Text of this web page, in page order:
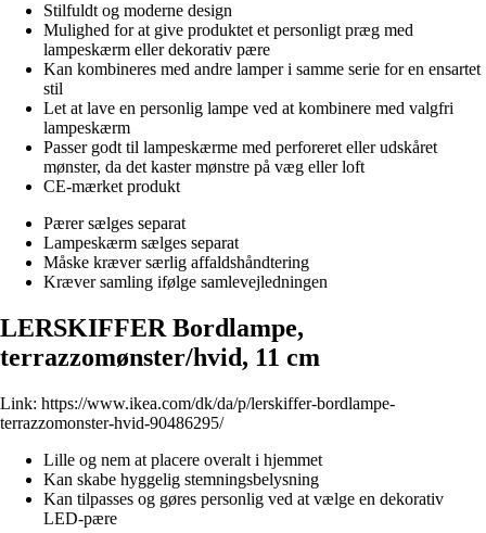
Stilfuldt og moderne design
Mulighed for at give produktet et personligt præg med
lampeskærm eller dekorativ pære
Kan kombineres med andre lamper i samme serie for en ensartet
stil
Let at lave en personlig lampe ved at kombinere med valgfri
lampeskærm
Passer godt til lampeskærme med perforeret eller udskåret
mønster, da det kaster mønstre på væg eller loft
CE-mærket produkt
Pærer sælges separat
Lampeskærm sælges separat
Måske kræver særlig affaldshåndtering
Kræver samling ifølge samlevejledningen
LERSKIFFER Bordlampe,
terrazzomønster/hvid, 11 cm
Link: https://www.ikea.com/dk/da/p/lerskiffer-bordlampe-
terrazzomonster-hvid-90486295/
Lille og nem at placere overalt i hjemmet
Kan skabe hyggelig stemningsbelysning
Kan tilpasses og gøres personlig ved at vælge en dekorativ
LED-pære